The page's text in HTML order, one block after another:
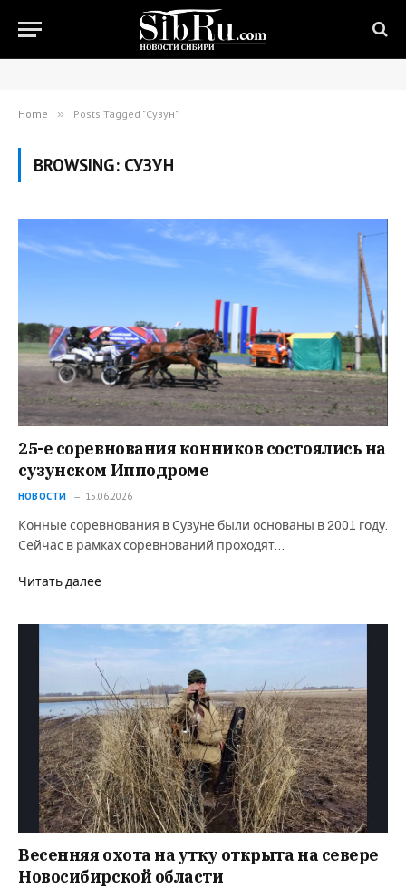
Home » Posts Tagged "Сузун"
BROWSING: СУЗУН
25-е соревнования конников состоялись на
сузунском Ипподроме
НОВОСТИ 15.06.2026
Конные соревнования в Сузуне были основаны в 2001 году.
Сейчас в рамках соревнований проходят…
Читать далее
Весенняя охота на утку открыта на севере
Новосибирской области